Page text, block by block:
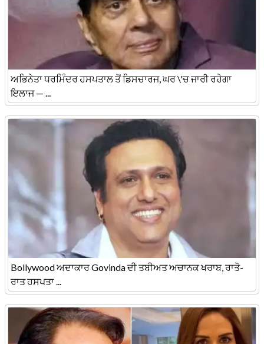
ਅਭਿਨੇਤਾ ਧਰਮਿੰਦਰ ਹਸਪਤਾਲ ਤੋਂ ਡਿਸਚਾਰਜ, ਘਰ \'ਚ ਜਾਰੀ ਰਹੇਗਾ
ਇਲਾਜ — ...
Bollywood ਅਦਾਕਾਰ Govinda ਦੀ ਤਬੀਅਤ ਅਚਾਨਕ ਖਰਾਬ, ਰਾਤੋ-
ਰਾਤ ਹਸਪਤਾ ...